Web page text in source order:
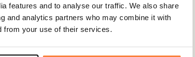
features and to analyse our traffic. We also share
and analytics partners who may combine it with
from your use of their services.